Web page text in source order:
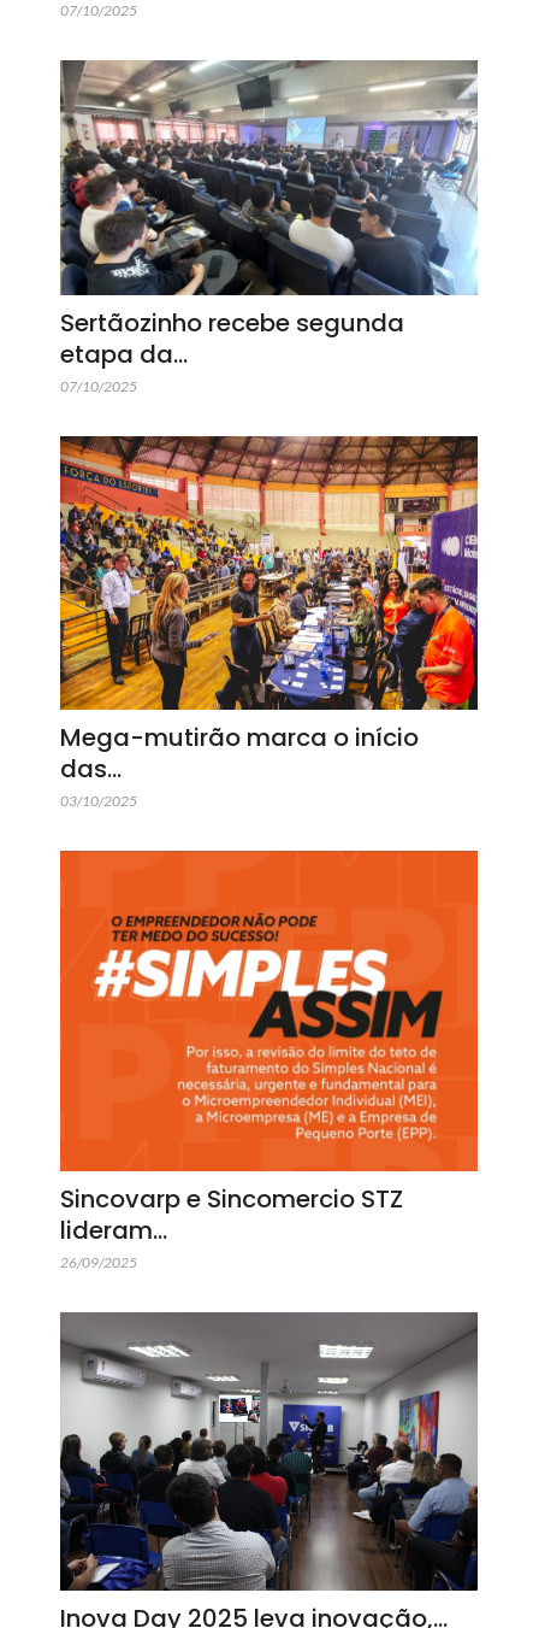
07/10/2025
Sertãozinho recebe segunda
etapa da…
07/10/2025
Mega-mutirão marca o início
das…
03/10/2025
Sincovarp e Sincomercio STZ
lideram…
26/09/2025
Inova Day 2025 leva inovação,…